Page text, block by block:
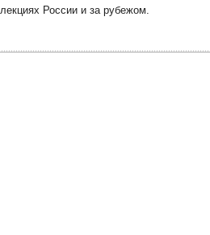
России и за рубежом.